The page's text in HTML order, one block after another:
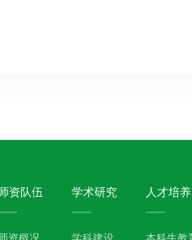
资队伍 学术研究 人才培养